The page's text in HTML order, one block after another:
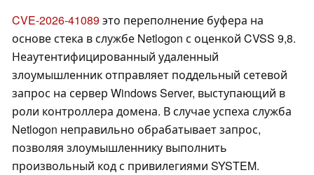
CVE-2026-41089это переполнение буфера на
основе стека в службе Netlogon с оценкой CVSS 9,8.
Неаутентифицированный удаленный
злоумышленник отправляет поддельный сетевой
запрос на сервер Windows Server, выступающий в
роли контроллера домена. В случае успеха служба
Netlogon неправильно обрабатывает запрос,
позволяя злоумышленнику выполнить
произвольный код с привилегиями SYSTEM.